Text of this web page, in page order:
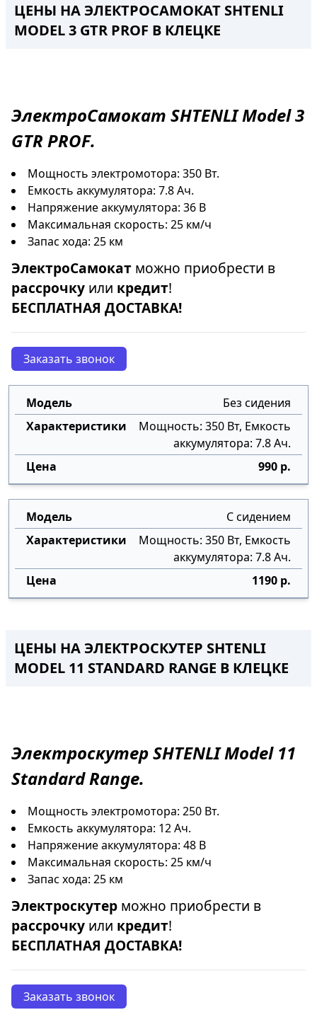
ЦЕНЫ НА ЭЛЕКТРОСАМОКАТ SHTENLI
MODEL 3 GTR PROF В КЛЕЦКЕ
ЭлектроСамокат SHTENLI Model 3
GTR PROF.
Мощность электромотора: 350 Вт.
Емкость аккумулятора: 7.8 Ач.
Напряжение аккумулятора: 36 В
Максимальная скорость: 25 км/ч
Запас хода: 25 км
ЭлектроСамокат можно приобрести в
рассрочку или кредит!
БЕСПЛАТНАЯ ДОСТАВКА!
Заказать звонок
Без сидения
Мощность: 350 Вт, Емкость
аккумулятора: 7.8 Ач.
990 р.
С сидением
Мощность: 350 Вт, Емкость
аккумулятора: 7.8 Ач.
1190 р.
ЦЕНЫ НА ЭЛЕКТРОСКУТЕР SHTENLI
MODEL 11 STANDARD RANGE В КЛЕЦКЕ
ЭлектроскутерSHTENLIModel 11
Standard Range.
Мощность электромотора: 250 Вт.
Емкость аккумулятора: 12 Ач.
Напряжение аккумулятора: 48 В
Максимальная скорость: 25 км/ч
Запас хода: 25 км
Электроскутер можно приобрести в
рассрочку или кредит!
БЕСПЛАТНАЯ ДОСТАВКА!
Заказать звонок